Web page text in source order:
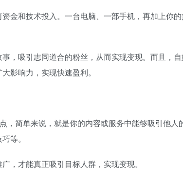
金和技术投入。一台电脑、一部手机，再加上你
，吸引志同道合的粉丝，从而实现变现。而且，
影响力，实现快速盈利。
，简单来说，就是你的内容或服务中能够吸引他人
等。
，才能真正吸引目标人群，实现变现。